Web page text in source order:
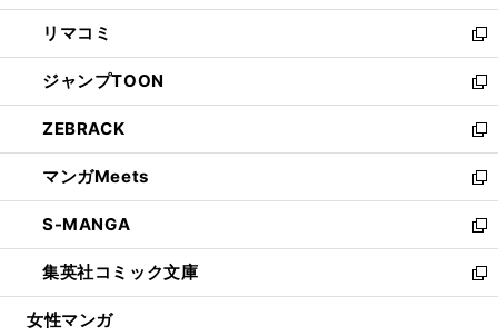
ウ
で
開
く
ン
ド
ウ
で
開
く
ウ
ィ
ン
ド
ウ
で
開
く
し
い
ウ
ィ
ン
ド
ウ
で
開
く
リマコミ
新
し
い
ウ
ィ
ン
ド
ウ
で
開
く
ジャンプTOON
新
し
い
ウ
ィ
ン
ド
ウ
で
開
ZEBRACK
新
し
い
ウ
ィ
ン
ド
ウ
マンガMeets
新
し
い
ウ
ィ
ン
S-MANGA
新
し
い
ウ
集英社コミック文庫
新
し
女性マンガ